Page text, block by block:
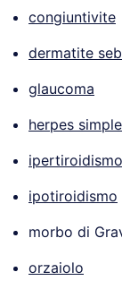
congiuntivite
dermatite
glaucoma
herpes
ipertiroidismo
ipotiroidismo
morbo di
orzaiolo